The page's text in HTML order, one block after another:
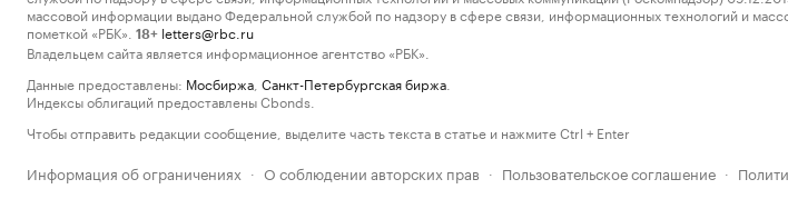
массовой информации выдано Федеральной службой по надзору в сфере связи, информационных технологий и
пометкой «РБК».
18+ letters@rbc.ru
Владельцем сайта является информационное агентство «РБК».
Данные предоставлены: Мосбиржа Санкт-Петербургская биржа
Индексы облигаций предоставлены Cbonds.
Чтобы отправить редакции сообщение, выделите часть текста в статье и нажмите Ctrl + Enter
Информация об ограничениях · О соблюдении авторских прав · Пользовательское соглашение ·